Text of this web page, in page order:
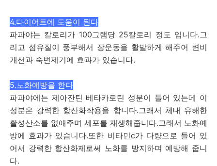
4.다이어트에 도움이 된다
파파야는 칼로리가 100그램당 25칼로리 정도 입니다.그
리고 섬유질이 풍부해서 장운동을 활발하게 해주어 변비
개선과 숙변제거에 효과가 있습니다.
5.노화예방을 한다
파파야에는 제아잔틴 베타카로틴 성분이 들어 있는데 이
성분은 강력한 항산화작용을 합니다.그래서 체내 유해한
활성산소를 없애주며 세포를 재생해줍니다.그래서 노화예
방에 효과가 있습니다.또한 비타민c가 다량으로 들어 있
어서 강력한 항산화제로써 노화를 방지하며 예방해 줍니
다.